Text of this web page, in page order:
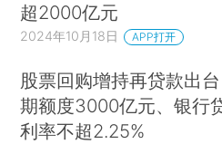
超2000亿元
2024年10月18日 APP打开
股票回购增持再贷款出
期额度3000亿元、银行
利率不超2.25%